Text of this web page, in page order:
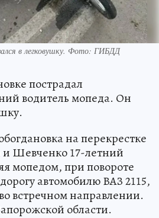
в легковушку. Фото: ГИБДД
пострадал
водитель мопеда. Он
на перекрестке
Шевченко 17-летний
мопедом, при повороте
автомобилю ВАЗ 2115,
встречном направлении.
области.